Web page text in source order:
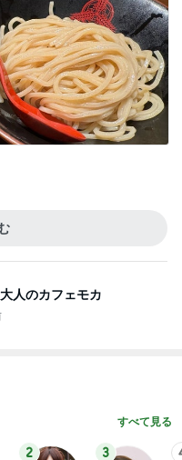
人のカフェモカ
すべて見る
2 3